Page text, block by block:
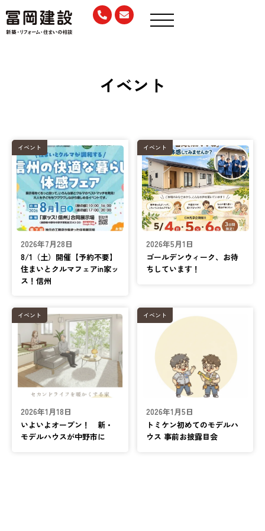
イベント
イベント
2026年7月28日
8/1（土）開催【予約不要】
住まいとクルマフェアin家ッ
ス！信州
イベント
2026年5月1日
ゴールデンウィーク、お待
ちしています！
イベント
2026年1月18日
いよいよオープン！ 新・
モデルハウスが中野市に
イベント
2026年1月5日
トミケン初めてのモデルハ
ウス 事前お披露目会